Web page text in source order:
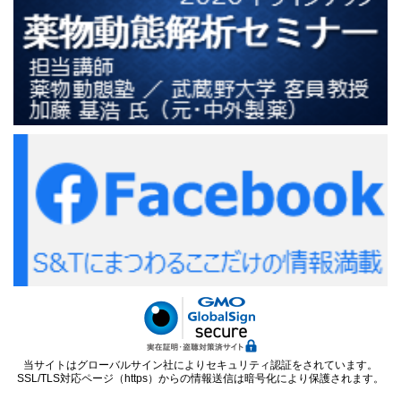
当サイトはグローバルサイン社によりセキュリティ認証をされています。
SSL/TLS対応ページ（https）からの情報送信は暗号化により保護されます。